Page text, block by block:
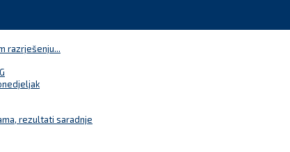
razrješenju...
rezultati saradnje